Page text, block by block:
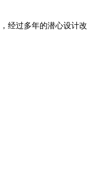
经过多年的潜心设计改